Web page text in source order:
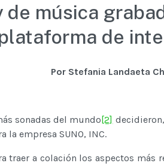
música
de
Por Stefania Landaeta
sonadas del mundo[2]
empresa SUNO, INC.
traer a colación los aspectos